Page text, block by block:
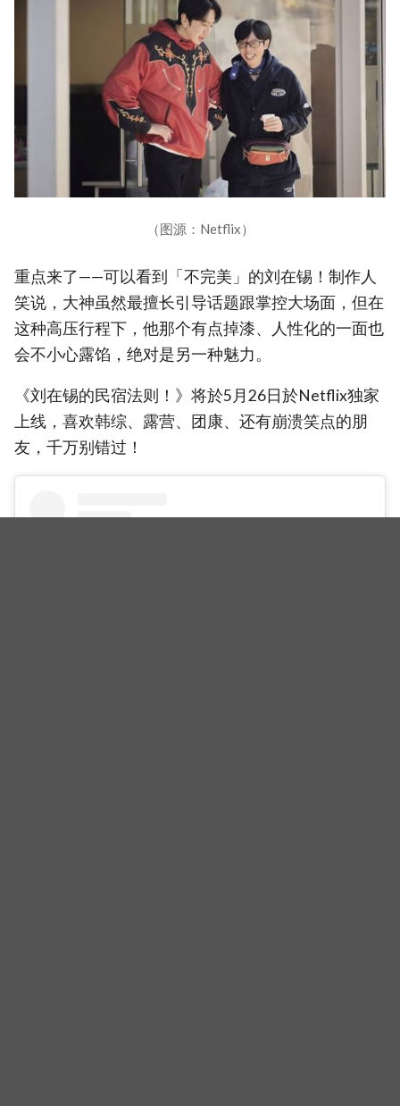
（图源：Netflix）
重点来了——可以看到「不完美」的刘在锡！制作人
笑说，大神虽然最擅长引导话题跟掌控大场面，但在
这种高压行程下，他那个有点掉漆、人性化的一面也
会不小心露馅，绝对是另一种魅力。
《刘在锡的民宿法则！》将於5月26日於Netflix独家
上线，喜欢韩综、露营、团康、还有崩溃笑点的朋
友，千万别错过！